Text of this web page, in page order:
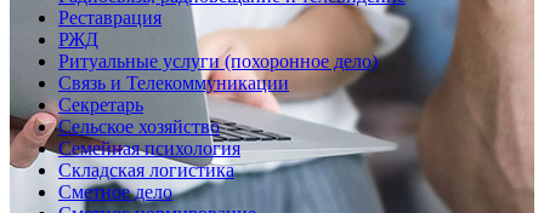
Реставрация
РЖД
Ритуальные услуги (похоронное дело)
Связь и Телекоммуникации
Секретарь
Сельское хозяйство
Семейная психология
Складская логистика
Сметное дело